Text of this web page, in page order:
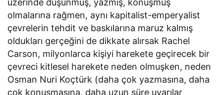
üzerinde düşünmüş, yazmış, konuşmuş
olmalarına rağmen, aynı kapitalist-emperyalist
çevrelerin tehdit ve baskılarına maruz kalmış
oldukları gerçeğini de dikkate alırsak Rachel
Carson, milyonlarca kişiyi harekete geçirecek bir
çevreci kitlesel harekete neden olmuşken, neden
Osman Nuri Koçtürk (daha çok yazmasına, daha
çok konuşmasına, daha uzun süre uyarılar